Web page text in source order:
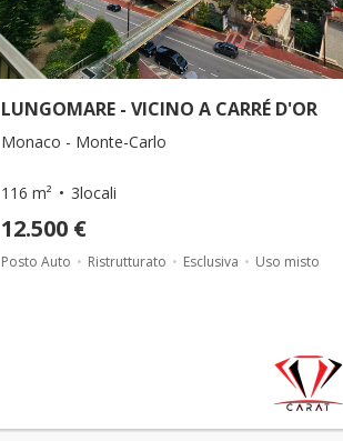
LUNGOMARE - VICINO A CARRÉ D'OR
Monaco - Monte-Carlo
116 m² 3locali
12.500 €
Posto Auto Ristrutturato Esclusiva Uso misto